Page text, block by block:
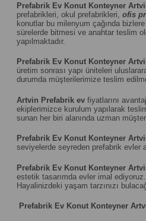
Prefabrik Ev Konut Konteyner
prefabrikleri, okul prefabrikleri, ofis
konutlar bu milenyum çağında
sürelerde bitmesi ve anahtar teslim
yapılmaktadır.
Prefabrik Ev Konut Konteyner
üretim sonrası yapı üniteleri
durumda müşterilerimize teslim
Artvin Prefabrik ev fiyatlarını
ekiplerimizce kurulum yapılarak
sunan her biri alanında uzman
Prefabrik Ev Konut Konteyner
seviyelerde seyreden prefabrik evler
Prefabrik Ev Konut Konteyner
estetik tasarımda evler imal
Hayalinizdeki yaşam tarzınızı
Prefabrik Ev Konut Konteyner